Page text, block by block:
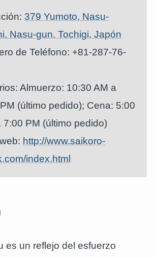
379 Yumoto, Nasu-
Nasu-gun, Tochigi, Japón
de Teléfono: +81-287-76-
Almuerzo: 10:30 AM a
(último pedido); Cena: 5:00
7:00 PM (último pedido)
http://www.saikoro-
index.html
es un reflejo del esfuerzo